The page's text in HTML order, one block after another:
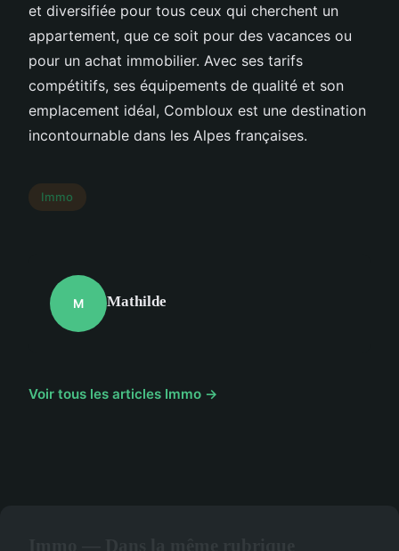
et diversifiée pour tous ceux qui cherchent un
appartement, que ce soit pour des vacances ou
pour un achat immobilier. Avec ses tarifs
compétitifs, ses équipements de qualité et son
emplacement idéal, Combloux est une destination
incontournable dans les Alpes françaises.
Immo
M Mathilde
Voir tous les articles Immo →